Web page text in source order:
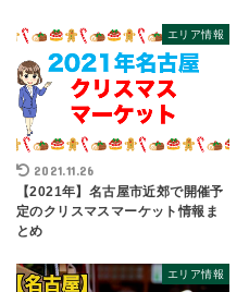
エリア情報
2021.11.26
【2021年】名古屋市近郊で開催予
定のクリスマスマーケット情報ま
とめ
エリア情報